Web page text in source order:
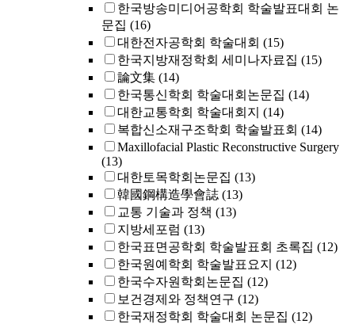
한국방송미디어공학회 학술발표대회 논
문집 (16)
대한전자공학회 학술대회 (15)
한국지방재정학회 세미나자료집 (15)
論文集 (14)
한국통신학회 학술대회논문집 (14)
대한교통학회 학술대회지 (14)
복합신소재구조학회 학술발표회 (14)
Maxillofacial Plastic Reconstructive Surgery
(13)
대한토목학회논문집 (13)
韓國鋼構造學會誌 (13)
교통 기술과 정책 (13)
지방세포럼 (13)
한국표면공학회 학술발표회 초록집 (12)
한국원예학회 학술발표요지 (12)
한국수자원학회논문집 (12)
보건경제와 정책연구 (12)
한국재정학회 학술대회 논문집 (12)